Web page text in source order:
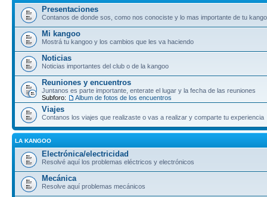
Presentaciones
Contanos de donde sos, como nos conociste y lo mas importante de tu
Mi kangoo
Mostrá tu kangoo y los cambios que les va haciendo
Noticias
Noticias importantes del club o de la kangoo
Reuniones y encuentros
Juntanos es parte importante, enterate el lugar y la fecha de las reuniones
Subforo:
Album de fotos de los encuentros
Viajes
Contanos los viajes que realizaste o vas a realizar y comparte tu experiencia
LA KANGOO
Electrónica/electricidad
Resolvé aquí los problemas eléctricos y electrónicos
Mecánica
Resolve aquí problemas mecánicos